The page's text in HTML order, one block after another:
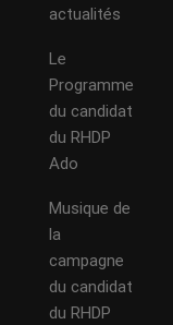
actualités
Le
Programme
du candidat
du RHDP
Ado
Musique de
la
campagne
du candidat
du RHDP